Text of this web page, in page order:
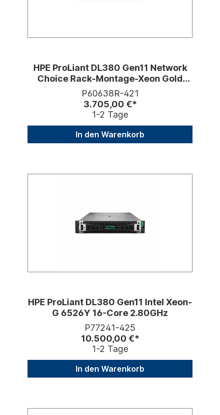
HPE ProLiant DL380 Gen11 Network
Choice Rack-Montage-Xeon Gold
5418Y 2 GHz-32GB
P60638R-421
3.705,00 €*
1-2 Tage
In den Warenkorb
HPE ProLiant DL380 Gen11 Intel Xeon-
G 6526Y 16-Core 2.80GHz
P77241-425
10.500,00 €*
1-2 Tage
In den Warenkorb